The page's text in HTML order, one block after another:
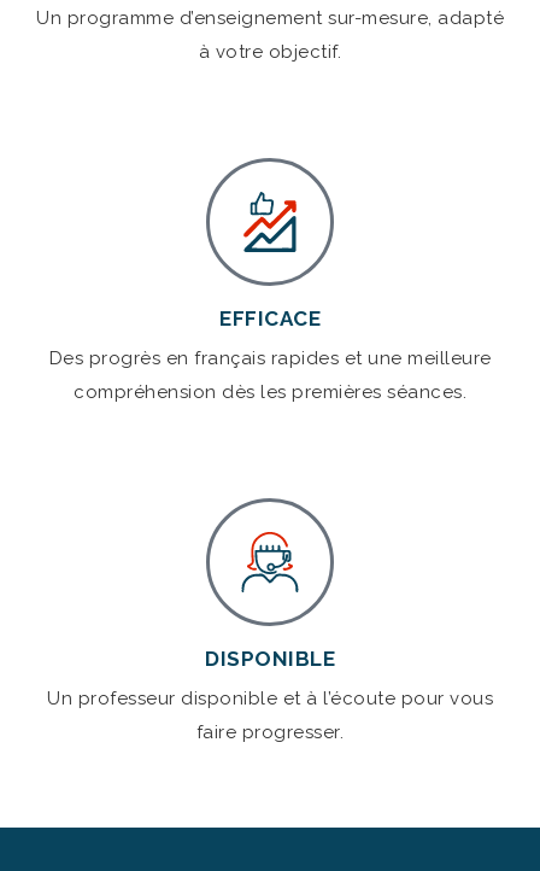
Un programme d’enseignement sur-mesure, adapté
à votre objectif.
EFFICACE
Des progrès en français rapides et une meilleure
compréhension dès les premières séances.
DISPONIBLE
Un professeur disponible et à l’écoute pour vous
faire progresser.